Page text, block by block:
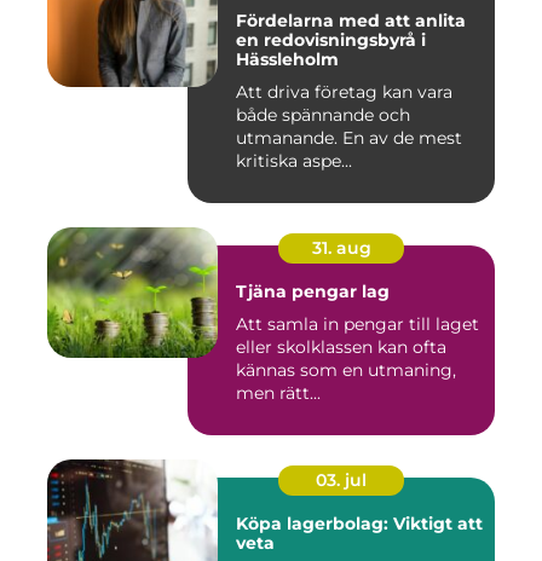
Fördelarna med att anlita
en redovisningsbyrå i
Hässleholm
Att driva företag kan vara
både spännande och
utmanande. En av de mest
kritiska aspe...
31. aug
Tjäna pengar lag
Att samla in pengar till laget
eller skolklassen kan ofta
kännas som en utmaning,
men rätt...
03. jul
Köpa lagerbolag: Viktigt att
veta